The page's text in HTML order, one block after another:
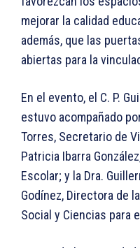
mejorar la calidad
además, que las
abiertas para la
En el evento, el C. P.
estuvo acompañado
Torres, Secretario de
Patricia Ibarra
Escolar; y la Dra.
Godínez, Directora de
Social y Ciencias para